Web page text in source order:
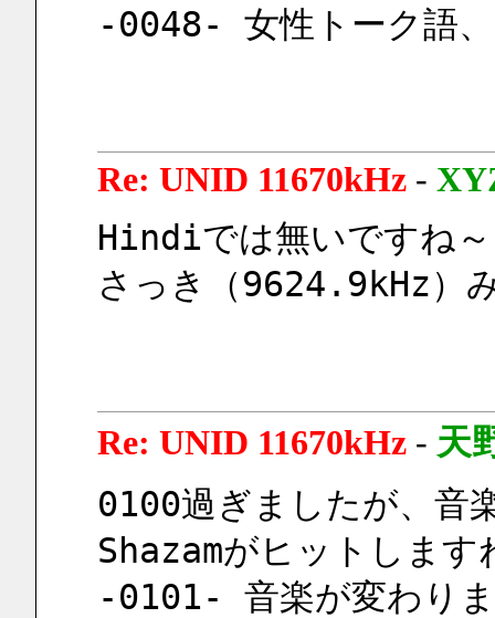
-0048- 女性トーク語
Re: UNID 11670kHz-
Hindiでは無いですね～
さっき（9624.9kHz）
Re: UNID 11670kHz- 天
0100過ぎましたが、音
Shazamがヒットします
-0101- 音楽が変わり